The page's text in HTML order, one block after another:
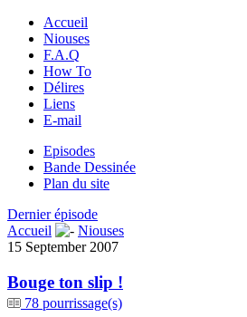
Accueil
Niouses
F.A.Q
How To
Délires
Liens
E-mail
Episodes
Bande Dessinée
Plan du site
Dernier épisode
Accueil
Niouses
15 September 2007
Bouge ton slip !
78 pourrissage(s)